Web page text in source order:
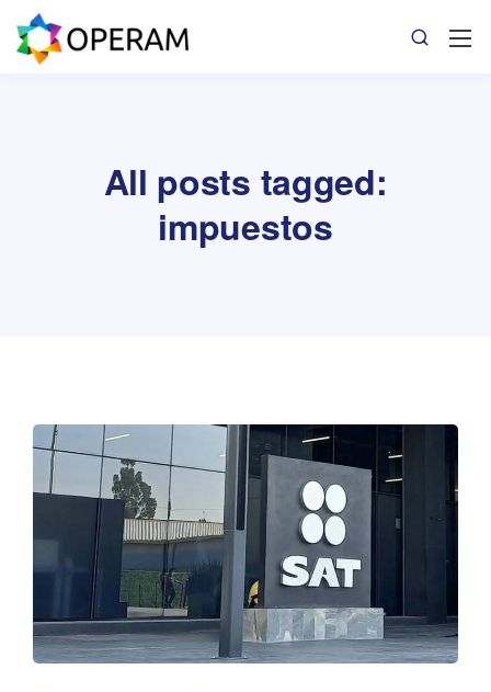
All posts tagged:
impuestos